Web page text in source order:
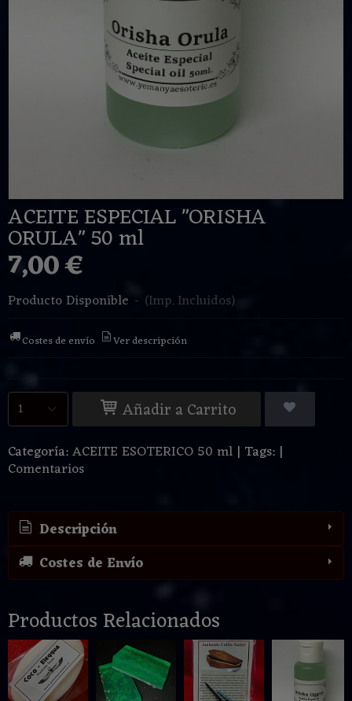
ACEITE ESPECIAL "ORISHA
ORULA" 50 ml
7,00 €
Producto Disponible - (Imp. Incluidos)
Costes de envío Ver descripción
Añadir a Carrito
Categoría:ACEITE ESOTERICO 50 ml | Tags: |
Comentarios
Descripción
Costes de Envío
Productos Relacionados